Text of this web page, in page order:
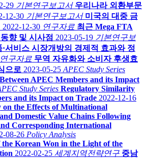
29 기본연구보고서 우리나라 외환부문
12-30 기본연구보고서 미국의 대중 금
2022-12-30 연구자료 최근 Mega FTA
향 및 시사점 2023-05-19 기본연구보
서비스 시장개방의 경제적 효과와 정
연구자료 무역 자유화와 소비자 후생효
으로 2023-05-25 APEC Study Series
APEC Members and its Impact
Study Series Regulatory Similarity
and its Impact on Trade 2022-12-16
on the Effects of Multinational
Domestic Value Chains Following
Corresponding International
08-26 Policy Analysis
Korean Won in the Light of the
2022-02-25 세계지역전략연구 중남